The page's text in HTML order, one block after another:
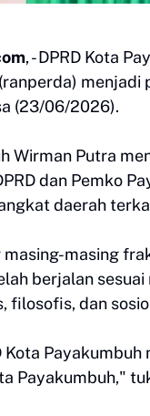
, - DPRD Kota
(23/06/2026).
Wirman Putra
dan Pemko
daerah
masing
berjalan
filosofis, dan
Kota
Payakumbuh,"